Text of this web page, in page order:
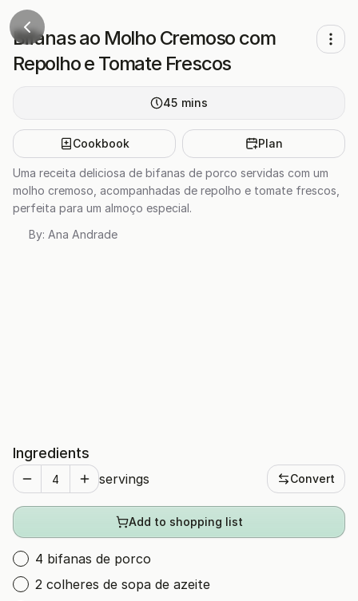
Bifanas ao Molho Cremoso com
Repolho e Tomate Frescos
45 mins
Cookbook Plan
Uma receita deliciosa de bifanas de porco servidas com um
molho cremoso, acompanhadas de repolho e tomate frescos,
perfeita para um almoço especial.
By: Ana Andrade
Ingredients
servings Convert
Add to shopping list
4 bifanas de porco
2 colheres de sopa de azeite